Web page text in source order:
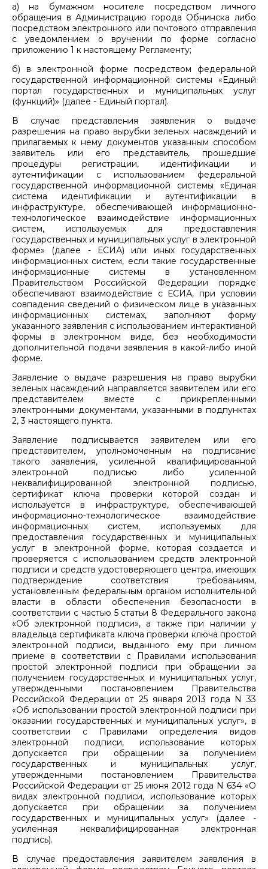
а) на бумажном носителе посредством личного
обращения в Администрацию города Обнинска либо
посредством электронного или почтового отправления
с уведомлением о вручении по форме согласно
приложению 1 к настоящему Регламенту;
б) в электронной форме посредством федеральной
государственной информационной системы «Единый
портал государственных и муниципальных услуг
(функций)» (далее - Единый портал).
В случае представления заявления о выдаче
разрешения на право вырубки зеленых насаждений и
прилагаемых к нему документов указанным способом
заявитель или его представитель, прошедшие
процедуры регистрации, идентификации и
аутентификации с использованием федеральной
государственной информационной системы «Единая
система идентификации и аутентификации в
инфраструктуре, обеспечивающей информационно-
технологическое взаимодействие информационных
систем, используемых для предоставления
государственных и муниципальных услуг в электронной
форме» (далее - ЕСИА) или иных государственных
информационных систем, если такие государственные
информационные системы в установленном
Правительством Российской Федерации порядке
обеспечивают взаимодействие с ЕСИА, при условии
совпадения сведений о физическом лице в указанных
информационных системах, заполняют форму
указанного заявления с использованием интерактивной
формы в электронном виде, без необходимости
дополнительной подачи заявления в какой-либо иной
форме.
Заявление о выдаче разрешения на право вырубки
зеленых насаждений направляется заявителем или его
представителем вместе с прикрепленными
электронными документами, указанными в подпунктах
2, 3 настоящего пункта.
Заявление подписывается заявителем или его
представителем, уполномоченным на подписание
такого заявления, усиленной квалифицированной
электронной подписью либо усиленной
неквалифицированной электронной подписью,
сертификат ключа проверки которой создан и
используется в инфраструктуре, обеспечивающей
информационно-технологическое взаимодействие
информационных систем, используемых для
предоставления государственных и муниципальных
услуг в электронной форме, которая создается и
проверяется с использованием средств электронной
подписи и средств удостоверяющего центра, имеющих
подтверждение соответствия требованиям,
установленным федеральным органом исполнительной
власти в области обеспечения безопасности в
соответствии с частью 5 статьи 8 Федерального закона
«Об электронной подписи», а также при наличии у
владельца сертификата ключа проверки ключа простой
электронной подписи, выданного ему при личном
приеме в соответствии с Правилами использования
простой электронной подписи при обращении за
получением государственных и муниципальных услуг,
утвержденными постановлением Правительства
Российской Федерации от 25 января 2013 года N 33
«Об использовании простой электронной подписи при
оказании государственных и муниципальных услуг», в
соответствии с Правилами определения видов
электронной подписи, использование которых
допускается при обращении за получением
государственных и муниципальных услуг,
утвержденными постановлением Правительства
Российской Федерации от 25 июня 2012 года N 634 «О
видах электронной подписи, использование которых
допускается при обращении за получением
государственных и муниципальных услуг» (далее -
усиленная неквалифицированная электронная
подпись).
В случае предоставления заявителем заявления в